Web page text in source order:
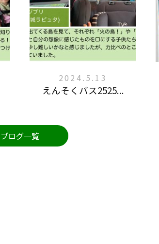
2024.5.13
えんそくバス2525...
ブログ一覧